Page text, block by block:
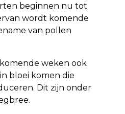
beginnen nu tot
wordt komende
van pollen
weken ook
bloei komen die
Dit zijn onder